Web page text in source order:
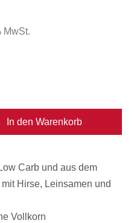
MwSt.
In den Warenkorb
Carb und aus dem
Hirse, Leinsamen und
Vollkorn